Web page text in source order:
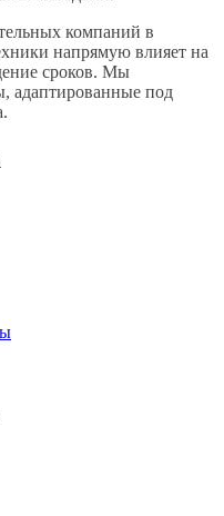
компаний в
напрямую влияет на
сроков. Мы
адаптированные под